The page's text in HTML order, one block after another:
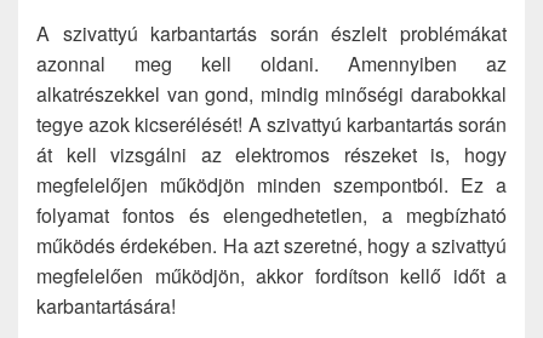
A szivattyú karbantartás során észlelt problémákat
azonnal meg kell oldani. Amennyiben az
alkatrészekkel van gond, mindig minőségi darabokkal
tegye azok kicserélését! A szivattyú karbantartás során
át kell vizsgálni az elektromos részeket is, hogy
megfelelőjen működjön minden szempontból. Ez a
folyamat fontos és elengedhetetlen, a megbízható
működés érdekében. Ha azt szeretné, hogy a szivattyú
megfelelően működjön, akkor fordítson kellő időt a
karbantartására!